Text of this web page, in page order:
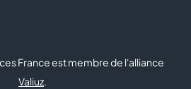
France est membre de l'alliance
Valiuz.